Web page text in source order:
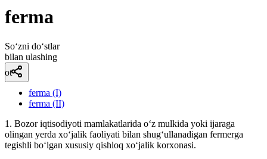
ferma
So‘zni do‘stlar
bilan ulashing
ot
ferma (I)
ferma (II)
1. Bozor iqtisodiyoti mamlakatlarida oʻz mulkida yoki ijaraga
olingan yerda xoʻjalik faoliyati bilan shugʻullanadigan fermerga
tegishli boʻlgan xususiy qishloq xoʻjalik korxonasi.